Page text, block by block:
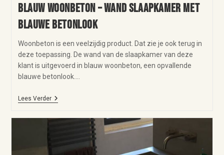
Blauw woonbeton – wand slaapkamer met
blauwe betonlook
Woonbeton is een veelzijdig product. Dat zie je ook terug in
deze toepassing. De wand van de slaapkamer van deze
klant is uitgevoerd in blauw woonbeton, een opvallende
blauwe betonlook.…
Lees Verder